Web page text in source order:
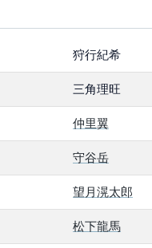
狩行紀希
三角理旺
仲里翼
守谷岳
望月滉太郎
松下龍馬